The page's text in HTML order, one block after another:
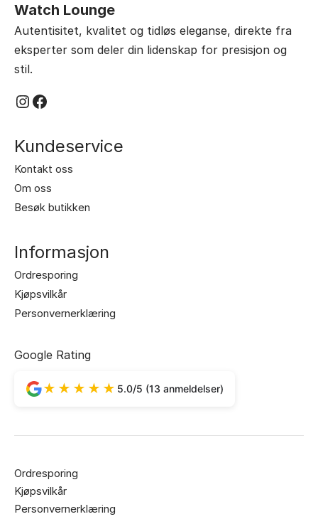
Watch Lounge
Autentisitet, kvalitet og tidløs eleganse, direkte fra
eksperter som deler din lidenskap for presisjon og
stil.
Instagram
Facebook
Kundeservice
Kontakt oss
Om oss
Besøk butikken
Informasjon
Ordresporing
Kjøpsvilkår
Personvernerklæring
Google Rating
★★★★★ 5.0/5 (13 anmeldelser)
Ordresporing
Kjøpsvilkår
Personvernerklæring